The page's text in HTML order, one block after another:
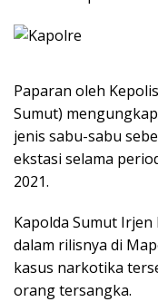
Paparan oleh
Sumut)
jenis sabu-sabu
ekstasi selama
2021.
Kapolda Sumut Irjen
dalam rilisnya di
kasus narkotika
orang tersangka.